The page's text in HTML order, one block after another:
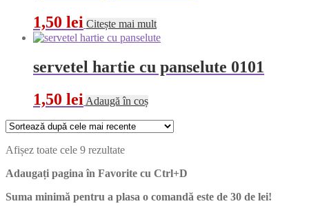
1,50 lei Citește mai mult
servetel hartie cu panselute 0101
1,50 lei Adaugă în coș
Afișez toate cele 9 rezultateSortat
cele
recente
Adaugați pagina în Favorite cu Ctrl+D
Suma minimă pentru a plasa o comandă este de 30 de lei!